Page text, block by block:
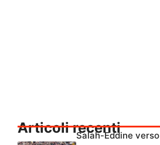
Articoli recenti
Salah-Eddine verso